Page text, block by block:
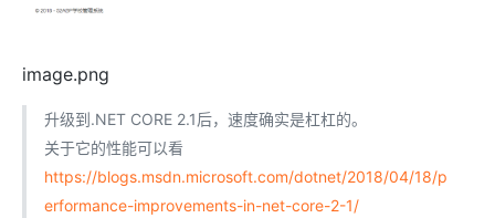
image.png
升级到.NET CORE 2.1后，速度确实是杠杠的。
关于它的性能可以看
https://blogs.msdn.microsoft.com/dotnet/2018/04/18/p
erformance-improvements-in-net-core-2-1/